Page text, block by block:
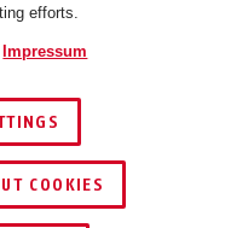
Österreich
efforts.
Impressum
COOKIES